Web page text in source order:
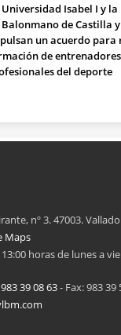
Universidad Isabel I y la
Balonmano de Castilla
un acuerdo para
de
del deporte
nº 3. 47003.
Maps
horas de lunes a
983 39 08 63- Fax: 983 39